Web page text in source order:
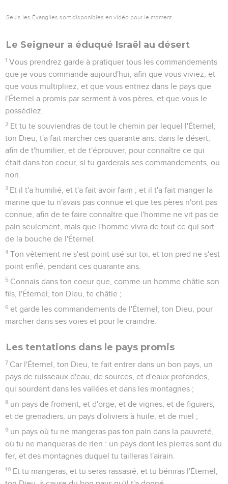
Seuls les Évangiles sont disponibles en vidéo pour le moment.
Le Seigneur a éduqué Israël au désert
1 Vous prendrez garde à pratiquer tous les commandements
que je vous commande aujourd'hui, afin que vous viviez, et
que vous multipliiez, et que vous entriez dans le pays que
l'Éternel a promis par serment à vos pères, et que vous le
possédiez.
2 Et tu te souviendras de tout le chemin par lequel l'Éternel,
ton Dieu, t'a fait marcher ces quarante ans, dans le désert,
afin de t'humilier, et de t'éprouver, pour connaître ce qui
était dans ton coeur, si tu garderais ses commandements, ou
non.
3 Et il t'a humilié, et t'a fait avoir faim ; et il t'a fait manger la
manne que tu n'avais pas connue et que tes pères n'ont pas
connue, afin de te faire connaître que l'homme ne vit pas de
pain seulement, mais que l'homme vivra de tout ce qui sort
de la bouche de l'Éternel.
4 Ton vêtement ne s'est point usé sur toi, et ton pied ne s'est
point enflé, pendant ces quarante ans.
5 Connais dans ton coeur que, comme un homme châtie son
fils, l'Éternel, ton Dieu, te châtie ;
6 et garde les commandements de l'Éternel, ton Dieu, pour
marcher dans ses voies et pour le craindre.
Les tentations dans le pays promis
7 Car l'Éternel, ton Dieu, te fait entrer dans un bon pays, un
pays de ruisseaux d'eau, de sources, et d'eaux profondes,
qui sourdent dans les vallées et dans les montagnes ;
8 un pays de froment, et d'orge, et de vignes, et de figuiers,
et de grenadiers, un pays d'oliviers à huile, et de miel ;
9 un pays où tu ne mangeras pas ton pain dans la pauvreté,
où tu ne manqueras de rien : un pays dont les pierres sont du
fer, et des montagnes duquel tu tailleras l'airain.
10 Et tu mangeras, et tu seras rassasié, et tu béniras l'Éternel,